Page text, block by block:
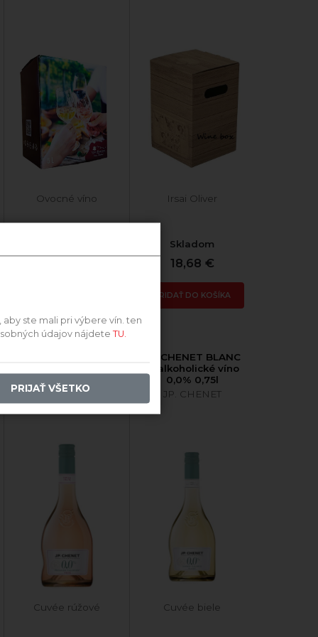
Ovocné víno Irsai Oliver
Skladom
18,68 €
PRIDAŤ DO KOŠÍKA
JP. CHENET
Cuvée rúžové
JP. CHENET BLANC
nealkoholické víno
0,0% 0,75l
JP. CHENET
Cuvée biele
ste mali pri výbere vín. ten
údajov nájdete TU.
PRIJAŤ VŠETKO